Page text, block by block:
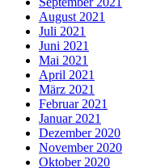
August 2021
Juli 2021
Juni 2021
Mai 2021
April 2021
März 2021
Februar 2021
Januar 2021
Dezember 2020
November 2020
Oktober 2020